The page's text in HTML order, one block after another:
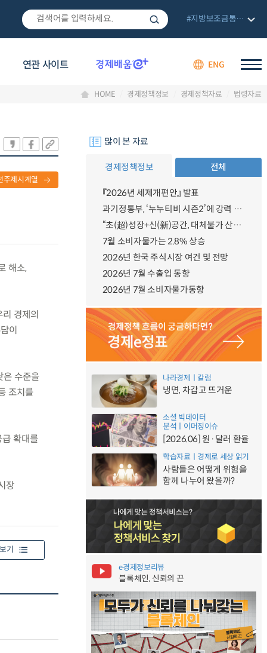
연관 사이트 ENG
#지방보조금통합관리망
HOME 경제정책정보 경제정책자료 법령자료
주제시계열
해소,
경제의
이
은 수준을
조치를
급 확대를
장
기
많이 본 자료
경제정책정보 전체
『2026년 세제개편안』 발표
과기정통부, ‘누누티비 시즌2’에 강력 대응 의지 밝혀
“초(超)성장+신(新)공간, 대체불가 산업강국”
7월 소비자물가는 2.8% 상승
2026년 한국 주식시장 여건 및 전망
2026년 7월 수출입 동향
2026년 7월 소비자물가동향
나라경제ㅣ칼럼
냉면, 차갑고 뜨거운
소셜 빅데이터
분석ㅣ이머징이슈
[2026.06] 원·달러 환율
학습자료ㅣ경제로 세상 읽기
사람들은 어떻게 위험을
함께 나누어 왔을까?
e경제정보리뷰
블록체인, 신뢰의 끈